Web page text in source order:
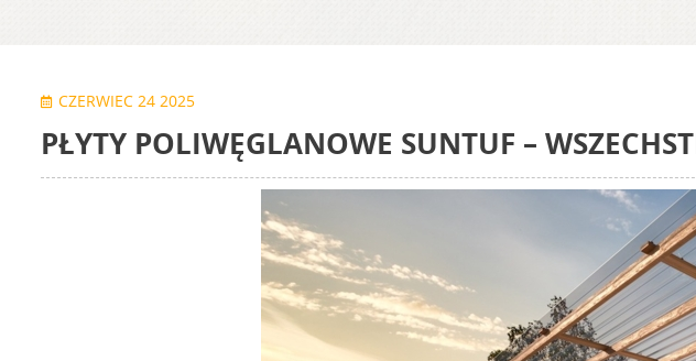
CZERWIEC 24 2025
PŁYTY POLIWĘGLANOWE SUNTUF –